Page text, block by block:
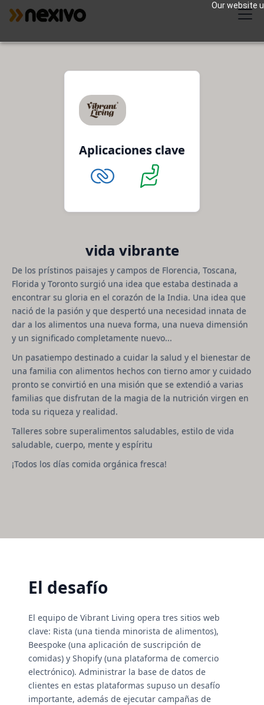
Our website
Aplicaciones clave
vida vibrante
De los prístinos paisajes y campos de Florencia, Toscana,
Florida y Toronto surgió una idea que estaba destinada a
encontrar su gloria en el corazón de la India. Una idea que
nació de la pasión y que despertó una necesidad innata de
dar a los alimentos una nueva forma, una nueva dimensión
y un significado completamente nuevo...
Un pasatiempo destinado a cuidar la salud y el bienestar de
una familia con alimentos hechos con tierno amor y cuidado
pronto se convirtió en una misión que se extendió a varias
familias que disfrutan de la magia de la nutrición virgen en
toda su riqueza y realidad.
Talleres sobre superalimentos saludables, estilo de vida
saludable, cuerpo, mente y espíritu
¡Todos los días comida orgánica fresca!
El desafío
El equipo de Vibrant Living opera tres sitios web
clave: Rista (una tienda minorista de alimentos),
Beespoke (una aplicación de suscripción de
comidas) y Shopify (una plataforma de comercio
electrónico). Administrar la base de datos de
clientes en estas plataformas supuso un desafío
importante, además de ejecutar campañas de